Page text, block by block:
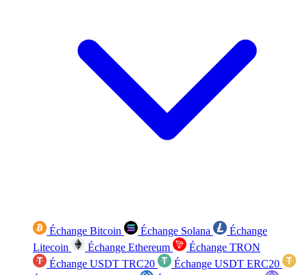
Échange Bitcoin Échange Solana
Échange
Litecoin
Échange Ethereum
Échange TRON
Échange USDT TRC20
Échange USDT ERC20